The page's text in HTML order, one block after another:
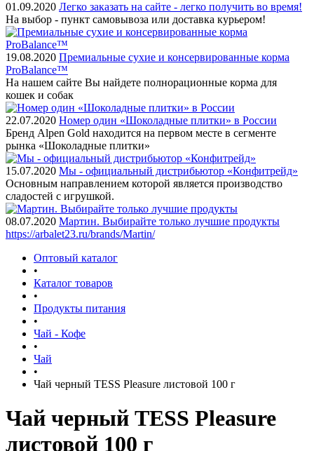
01.09.2020 Легко заказать на сайте - легко получить во время!
На выбор - пункт самовывоза или доставка курьером!
19.08.2020 Премиальные сухие и консервированные корма
ProBalance™
На нашем сайте Вы найдете полнорационные корма для
кошек и собак
22.07.2020 Номер один «Шоколадные плитки» в России
Бренд Alpen Gold находится на первом месте в сегменте
рынка «Шоколадные плитки»
15.07.2020 Мы - официальный дистрибьютор «Конфитрейд»
Основным направлением которой является производство
сладостей с игрушкой.
08.07.2020 Мартин. Выбирайте только лучшие продукты
https://arbalet23.ru/brands/Martin/
Оптовый каталог
•
Каталог товаров
•
Продукты питания
•
Чай - Кофе
•
Чай
•
Чай черный TESS Pleasure листовой 100 г
Чай черный TESS Pleasure
листовой 100 г